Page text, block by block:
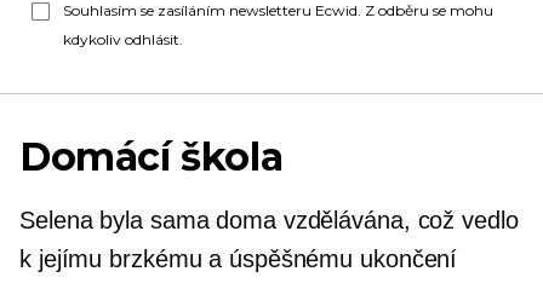
Souhlasím se zasíláním newsletteru Ecwid. Z odběru se mohu
kdykoliv odhlásit.
Domácí škola
Selena byla sama doma vzdělávána, což vedlo
k jejímu brzkému a úspěšnému ukončení